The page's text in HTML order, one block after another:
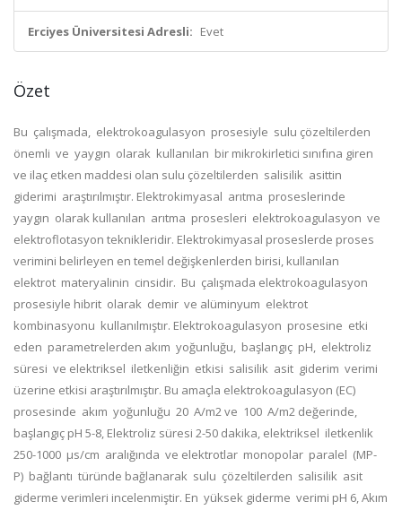
Erciyes Üniversitesi Adresli: Evet
Özet
Bu çalışmada, elektrokoagulasyon prosesiyle sulu çözeltilerden
önemli ve yaygın olarak kullanılan bir mikrokirletici sınıfına giren
ve ilaç etken maddesi olan sulu çözeltilerden salisilik asittin
giderimi araştırılmıştır. Elektrokimyasal arıtma proseslerinde
yaygın olarak kullanılan arıtma prosesleri elektrokoagulasyon ve
elektroflotasyon teknikleridir. Elektrokimyasal proseslerde proses
verimini belirleyen en temel değişkenlerden birisi, kullanılan
elektrot materyalinin cinsidir. Bu çalışmada elektrokoagulasyon
prosesiyle hibrit olarak demir ve alüminyum elektrot
kombinasyonu kullanılmıştır. Elektrokoagulasyon prosesine etki
eden parametrelerden akım yoğunluğu, başlangıç pH, elektroliz
süresi ve elektriksel iletkenliğin etkisi salisilik asit giderim verimi
üzerine etkisi araştırılmıştır. Bu amaçla elektrokoagulasyon (EC)
prosesinde akım yoğunluğu 20 A/m2 ve 100 A/m2 değerinde,
başlangıç pH 5-8, Elektroliz süresi 2-50 dakika, elektriksel iletkenlik
250-1000 µs/cm aralığında ve elektrotlar monopolar paralel (MP-
P) bağlantı türünde bağlanarak sulu çözeltilerden salisilik asit
giderme verimleri incelenmiştir. En yüksek giderme verimi pH 6, Akım